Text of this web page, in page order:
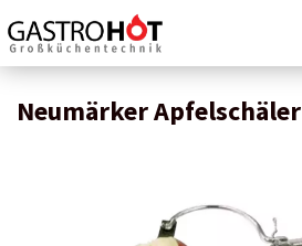
Neumärker Apfelschäler